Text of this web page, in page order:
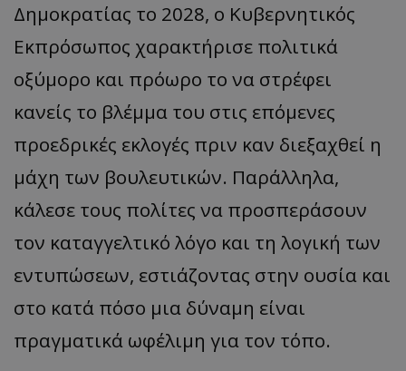
Δημοκρατίας το 2028, ο Κυβερνητικός
Εκπρόσωπος χαρακτήρισε πολιτικά
οξύμορο και πρόωρο το να στρέφει
κανείς το βλέμμα του στις επόμενες
προεδρικές εκλογές πριν καν διεξαχθεί η
μάχη των βουλευτικών. Παράλληλα,
κάλεσε τους πολίτες να προσπεράσουν
τον καταγγελτικό λόγο και τη λογική των
εντυπώσεων, εστιάζοντας στην ουσία και
στο κατά πόσο μια δύναμη είναι
πραγματικά ωφέλιμη για τον τόπο.